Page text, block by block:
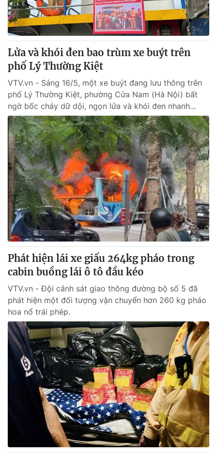
® Cấm sao chép dưới mọi hình thức nếu không có sự chấp
thuận bằng văn bản. Ghi rõ nguồn VTV.vn khi phát hành lại
thông tin từ website này.
Lửa và khói đen bao trùm xe buýt trên
phố Lý Thường Kiệt
VTV.vn - Sáng 16/5, một xe buýt đang lưu thông trên
phố Lý Thường Kiệt, phường Cửa Nam (Hà Nội) bất
ngờ bốc cháy dữ dội, ngọn lửa và khói đen nhanh...
Phát hiện lái xe giấu 264kg pháo trong
cabin buồng lái ô tô đầu kéo
VTV.vn - Đội cảnh sát giao thông đường bộ số 5 đã
phát hiện một đối tượng vận chuyển hơn 260 kg pháo
hoa nổ trái phép.